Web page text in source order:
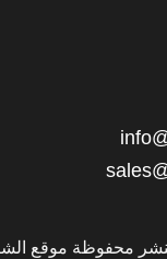
موقع الشركة لعربية